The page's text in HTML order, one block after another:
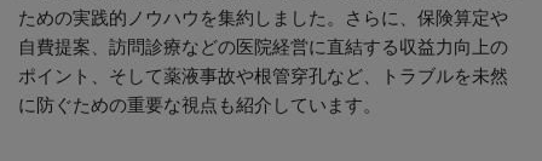
ための実践的ノウハウを集約しました。さらに、保険算定や
自費提案、訪問診療などの医院経営に直結する収益力向上の
ポイント、そして薬液事故や根管穿孔など、トラブルを未然
に防ぐための重要な視点も紹介しています。